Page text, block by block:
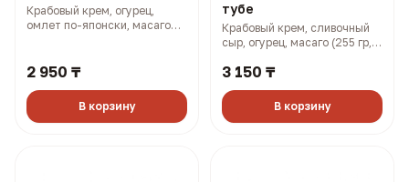
Крабовый крем, огурец,
омлет по-японски, масаго
2 950 ₸
В корзину
тубе
Крабовый крем, сливочный
сыр, огурец, масаго (255 гр,
3 150 ₸
В корзину